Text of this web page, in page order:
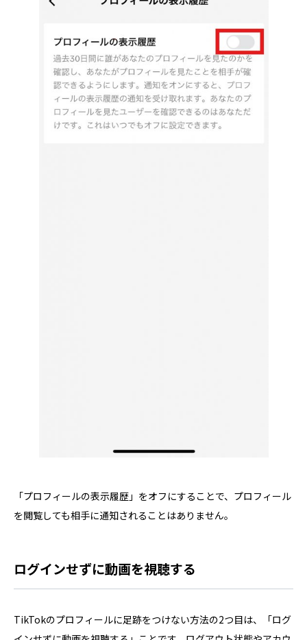
「プロフィールの表示履歴」をオフにすることで、プロフィール
を閲覧しても相手に通知されることはありません。
ログインせずに動画を視聴する
TikTokのプロフィールに足跡をつけない方法の2つ目は、「ログ